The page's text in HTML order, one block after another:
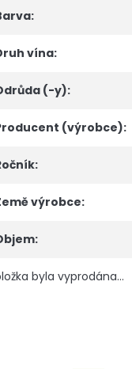
:
vína:
(-y):
(výrobce):
:
výrobce:
:
byla vyprodána…